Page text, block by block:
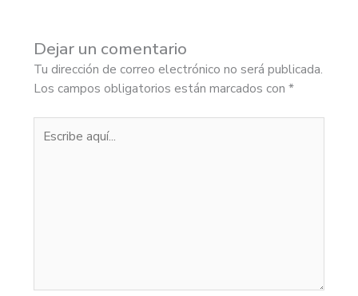
Dejar un comentario
Tu dirección de correo electrónico no será publicada.
Los campos obligatorios están marcados con *
aquí...